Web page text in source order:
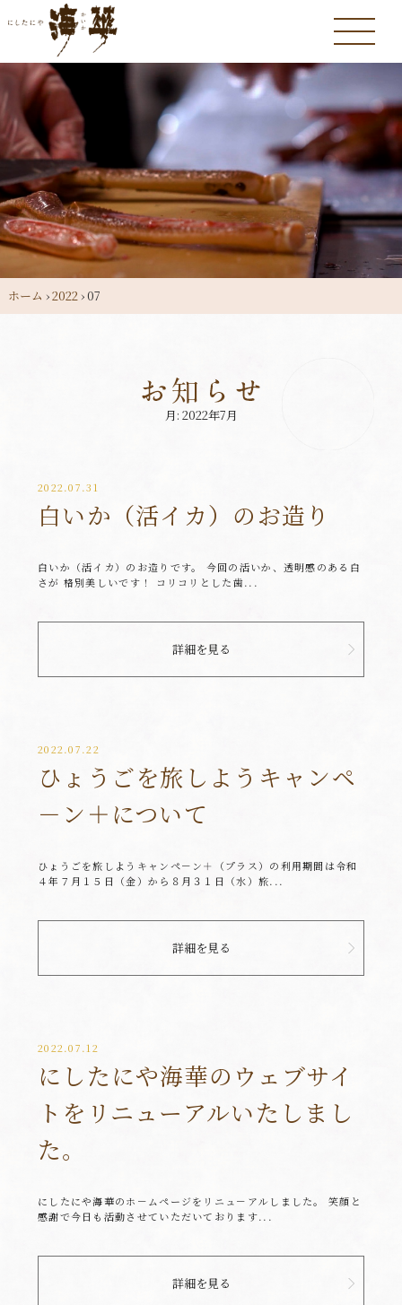
ホーム ›2022›07
月: 2022年7月
2022.07.31
白いか（活イカ）のお造り
白いか（活イカ）のお造りです。 今回の活いか、透明感のある白
さが 格別美しいです！ コリコリとした歯...
詳細を見る
2022.07.22
ひょうごを旅しようキャンペ
－ン＋について
ひょうごを旅しようキャンペ－ン＋（プラス）の利用期間は令和
４年７月１５日（金）から８月３１日（水）旅...
詳細を見る
2022.07.12
にしたにや海華のウェブサイ
トをリニューアルいたしまし
た。
にしたにや海華のホ－ムページをリニュ－アルしました。 笑顔と
感謝で今日も活動させていただいております...
詳細を見る